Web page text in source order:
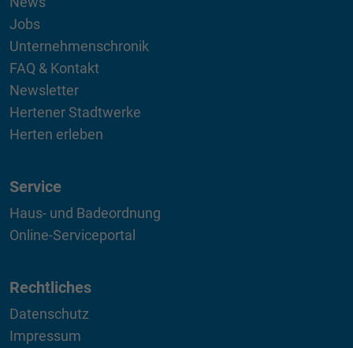
Jobs
Unternehmenschronik
FAQ & Kontakt
Newsletter
Hertener Stadtwerke
Herten erleben
Service
Haus- und Badeordnung
Online-Serviceportal
Rechtliches
Datenschutz
Impressum